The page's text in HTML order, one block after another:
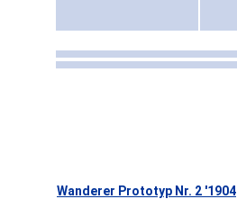
Wanderer Prototyp Nr. 2 '1904